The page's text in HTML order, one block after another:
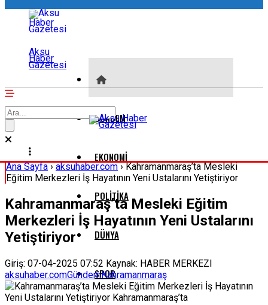
Aksu
Haber
Gazetesi
GÜNDEM
EKONOMI
POLITIKA
DÜNYA
SPOR
Ana Sayfa›aksuhaber.com›Kahramanmaraş’ta Mesleki
Eğitim Merkezleri İş Hayatının Yeni Ustalarını Yetiştiriyor
Kahramanmaraş’ta Mesleki Eğitim
Merkezleri İş Hayatının Yeni Ustalarını
Yetiştiriyor
Giriş: 07-04-2025 07:52 Kaynak: HABER MERKEZI
aksuhaber.comGündemKahramanmaraş